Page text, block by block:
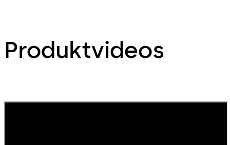
Produktvideos